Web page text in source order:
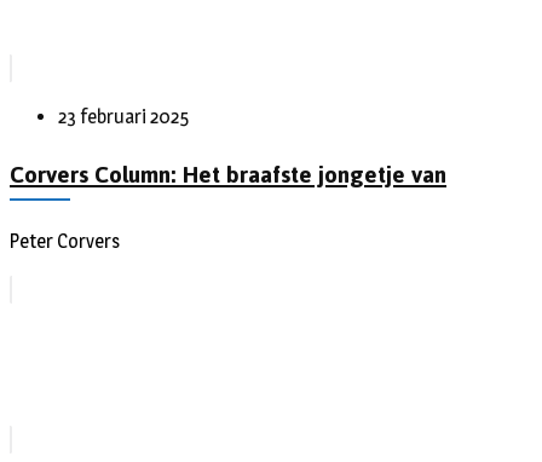
23 februari 2025
Corvers Column: Het braafste jongetje van
Peter Corvers